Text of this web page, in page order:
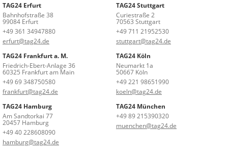
TAG24 Erfurt
Bahnhofstraße 38
99084 Erfurt
+49 361 34947880
erfurt@tag24.de
TAG24 Stuttgart
Curiestraße 2
70563 Stuttgart
+49 711 21952530
stuttgart@tag24.de
TAG24 Frankfurt a. M.
Friedrich-Ebert-Anlage 36
60325 Frankfurt am Main
+49 69 348750580
frankfurt@tag24.de
TAG24 Köln
Neumarkt 1a
50667 Köln
+49 221 98651990
koeln@tag24.de
TAG24 Hamburg
Am Sandtorkai 77
20457 Hamburg
+49 40 228608090
hamburg@tag24.de
TAG24 München
+49 89 215390320
muenchen@tag24.de